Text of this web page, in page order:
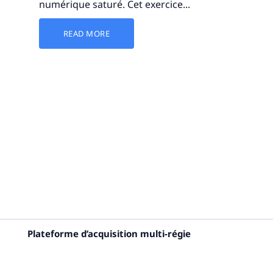
numérique saturé. Cet exercice...
READ MORE
Plateforme d’acquisition multi-régie